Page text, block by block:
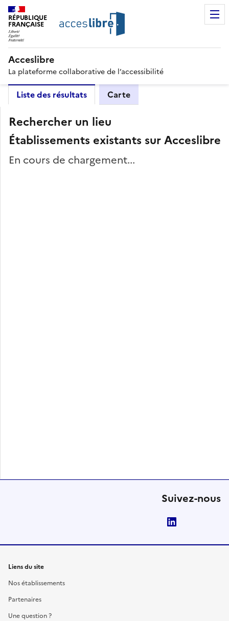
RÉPUBLIQUE
FRANÇAISE
Acceslibre
La plateforme collaborative de l’accessibilité
Liste des résultats Carte
Rechercher un lieu
Établissements existants sur Acceslibre
En cours de chargement...
Suivez-nous
Liens du site
Nos établissements
Partenaires
Une question ?